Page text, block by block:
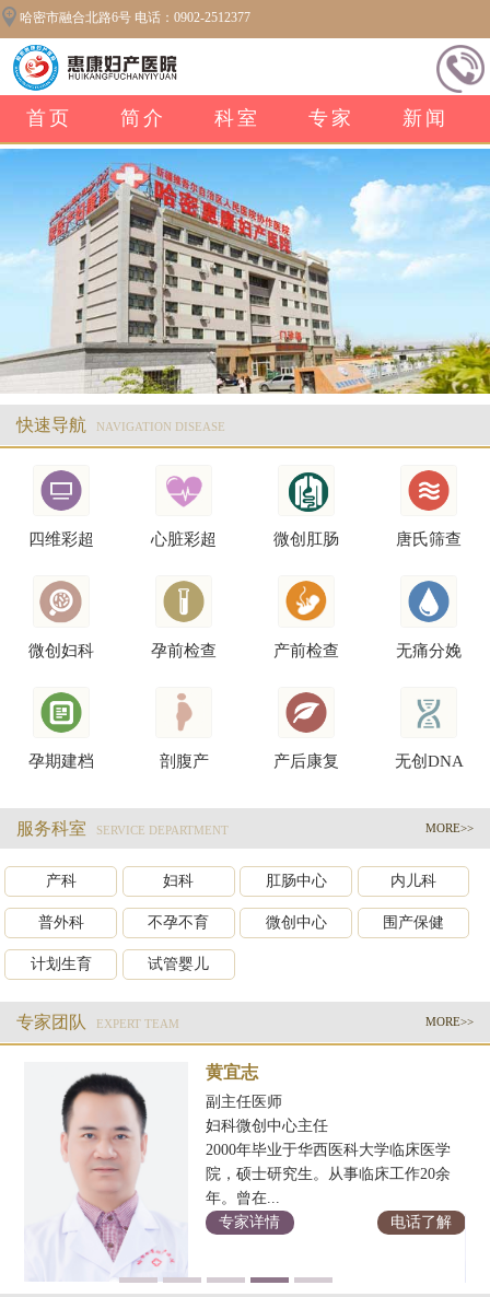
哈密市融合北路6号 电话：0902-2512377
首页 简介 科室 专家 新闻
快速导航 NAVIGATION DISEASE
四维彩超 心脏彩超 微创肛肠 唐氏筛查
微创妇科 孕前检查 产前检查 无痛分娩
孕期建档 剖腹产 产后康复 无创DNA
服务科室 SERVICE DEPARTMENT MORE>>
产科 妇科 肛肠中心 内儿科
普外科 不孕不育 微创中心 围产保健
计划生育 试管婴儿
专家团队 EXPERT TEAM MORE>>
黄宜志
副主任医师
妇科微创中心主任
2000年毕业于华西医科大学临床医学
院，硕士研究生。从事临床工作20余
年。曾在...
专家详情
电话了解